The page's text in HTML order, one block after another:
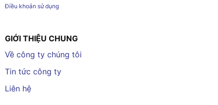
Điều khoản sử dụng
GIỚI THIỆU CHUNG
Về công ty chúng tôi
Tin tức công ty
Liên hệ